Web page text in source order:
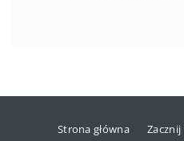
Strona główna